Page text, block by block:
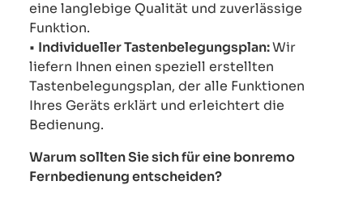
eine langlebige Qualität und zuverlässige
Funktion.
• Individueller Tastenbelegungsplan:Wir
liefern Ihnen einen speziell erstellten
Tastenbelegungsplan, der alle Funktionen
Ihres Geräts erklärt und erleichtert die
Bedienung.
Warum sollten Sie sich für eine bonremo
Fernbedienung entscheiden?